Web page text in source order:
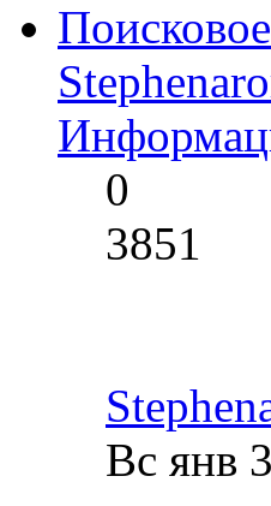
0
3851
Вс янв